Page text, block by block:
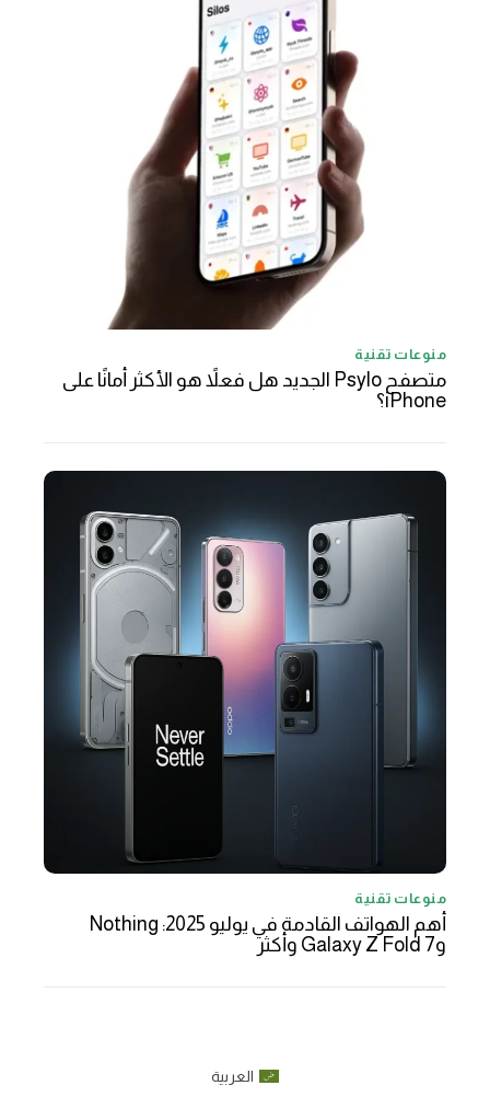
منوعات تقنية
متصفح Psylo الجديد هل فعلاً هو الأكثر أمانًا على
iPhone؟
منوعات تقنية
أهم الهواتف القادمة في يوليو 2025: Nothing
وGalaxy Z Fold 7 وأكثر
العربية